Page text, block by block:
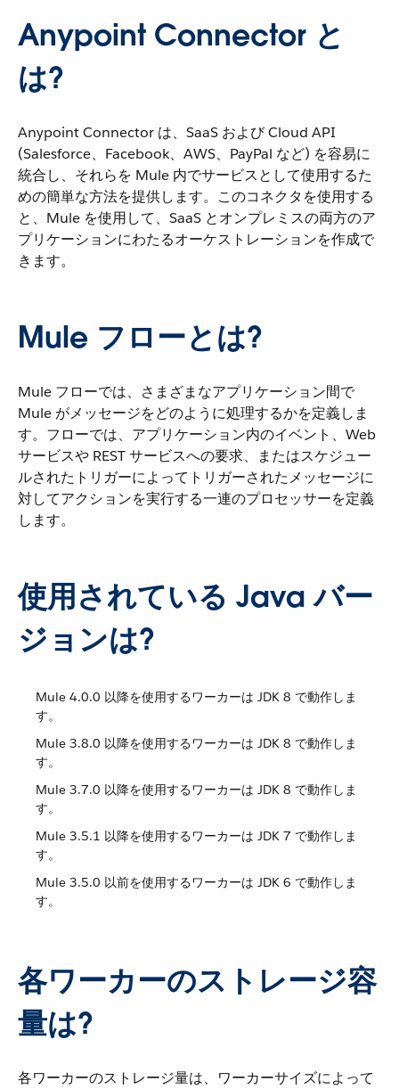
Anypoint Connector と
は?
Anypoint Connector は、SaaS および Cloud API
(Salesforce、Facebook、AWS、PayPal など) を容易に
統合し、それらを Mule 内でサービスとして使用するた
めの簡単な方法を提供します。このコネクタを使用する
と、Mule を使用して、SaaS とオンプレミスの両方のア
プリケーションにわたるオーケストレーションを作成で
きます。
Mule フローとは?
Mule フローでは、さまざまなアプリケーション間で
Mule がメッセージをどのように処理するかを定義しま
す。フローでは、アプリケーション内のイベント、Web
サービスや REST サービスへの要求、またはスケジュー
ルされたトリガーによってトリガーされたメッセージに
対してアクションを実行する一連のプロセッサーを定義
します。
使用されている Java バー
ジョンは?
Mule 4.0.0 以降を使用するワーカーは JDK 8 で動作しま
す。
Mule 3.8.0 以降を使用するワーカーは JDK 8 で動作しま
す。
Mule 3.7.0 以降を使用するワーカーは JDK 8 で動作しま
す。
Mule 3.5.1 以降を使用するワーカーは JDK 7 で動作しま
す。
Mule 3.5.0 以前を使用するワーカーは JDK 6 で動作しま
す。
各ワーカーのストレージ容
量は?
各ワーカーのストレージ量は、ワーカーサイズによって